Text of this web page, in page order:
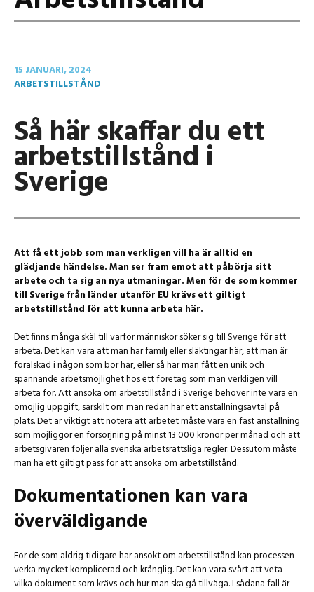
15 JANUARI, 2024
ARBETSTILLSTÅND
Så här skaffar du ett
arbetstillstånd i
Sverige
Att få ett jobb som man verkligen vill ha är alltid en
glädjande händelse. Man ser fram emot att påbörja sitt
arbete och ta sig an nya utmaningar. Men för de som kommer
till Sverige från länder utanför EU krävs ett giltigt
arbetstillstånd för att kunna arbeta här.
Det finns många skäl till varför människor söker sig till Sverige för att
arbeta. Det kan vara att man har familj eller släktingar här, att man är
förälskad i någon som bor här, eller så har man fått en unik och
spännande arbetsmöjlighet hos ett företag som man verkligen vill
arbeta för. Att ansöka om arbetstillstånd i Sverige behöver inte vara en
omöjlig uppgift, särskilt om man redan har ett anställningsavtal på
plats. Det är viktigt att notera att arbetet måste vara en fast anställning
som möjliggör en försörjning på minst 13 000 kronor per månad och att
arbetsgivaren följer alla svenska arbetsrättsliga regler. Dessutom måste
man ha ett giltigt pass för att ansöka om arbetstillstånd.
Dokumentationen kan vara
överväldigande
För de som aldrig tidigare har ansökt om arbetstillstånd kan processen
verka mycket komplicerad och krånglig. Det kan vara svårt att veta
vilka dokument som krävs och hur man ska gå tillväga. I sådana fall är